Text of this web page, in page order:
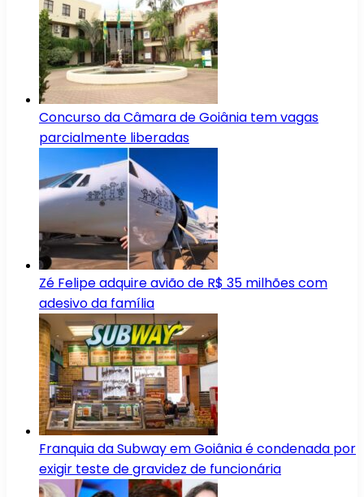
Concurso da Câmara de Goiânia tem vagas
parcialmente liberadas
Zé Felipe adquire avião de R$ 35 milhões com
adesivo da família
Franquia da Subway em Goiânia é condenada por
exigir teste de gravidez de funcionária